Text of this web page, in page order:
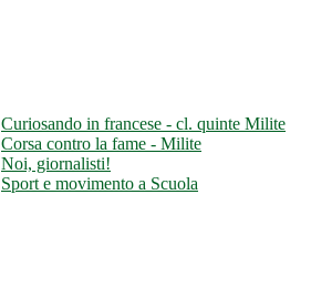
Curiosando in francese - cl. quinte Milite
Corsa contro la fame - Milite
Noi, giornalisti!
Sport e movimento a Scuola